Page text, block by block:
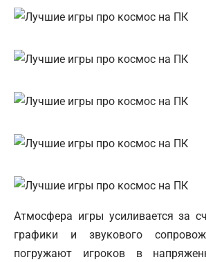
Атмосфера игры усиливается за
графики и звукового
погружают игроков в